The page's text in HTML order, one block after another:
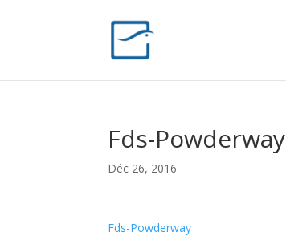
Fds-Powderway
Déc 26, 2016
Fds-Powderway